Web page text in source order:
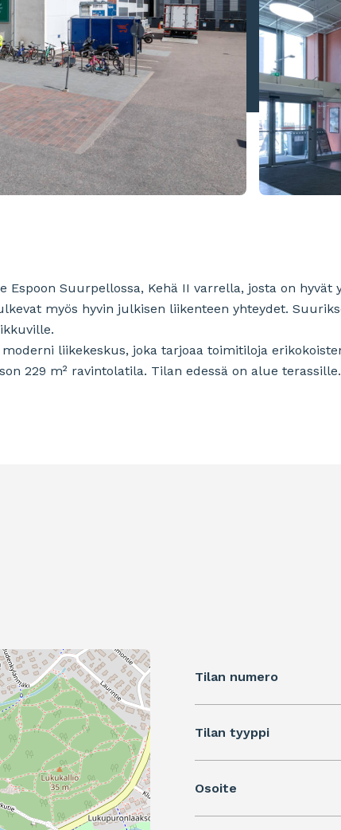
Espoon Suurpellossa, Kehä II varrella, josta on
myös hyvin julkisen liikenteen yhteydet.
liikekeskus, joka tarjoaa toimitiloja
229 m² ravintolatila. Tilan edessä on alue terassille.
Tilan numero
Tilan tyyppi
Osoite